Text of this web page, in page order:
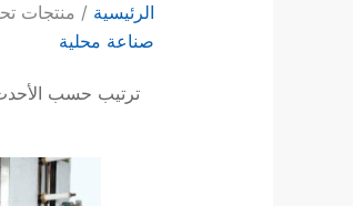
الرئيسية / منتجات
صناعة محلية